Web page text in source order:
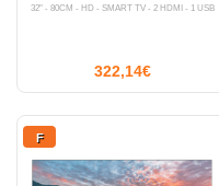
32" - 80CM - HD - SMART TV - 2 HDMI - 1 USB
322,14€
F